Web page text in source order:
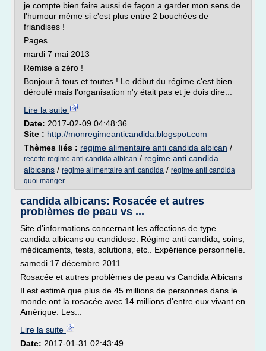
je compte bien faire aussi de façon a garder mon sens de
l'humour même si c'est plus entre 2 bouchées de
friandises !
Pages
mardi 7 mai 2013
Remise a zéro !
Bonjour à tous et toutes ! Le début du régime c'est bien
déroulé mais l'organisation n'y était pas et je dois dire...
Lire la suite
Date: 2017-02-09 04:48:36
Site : http://monregimeanticandida.blogspot.com
Thèmes liés : regime alimentaire anti candida albican /
recette regime anti candida albican / regime anti candida
albicans / regime alimentaire anti candida / regime anti candida
quoi manger
candida albicans: Rosacée et autres
problèmes de peau vs ...
Site d'informations concernant les affections de type
candida albicans ou candidose. Régime anti candida, soins,
médicaments, tests, solutions, etc.. Expérience personnelle.
samedi 17 décembre 2011
Rosacée et autres problèmes de peau vs Candida Albicans
Il est estimé que plus de 45 millions de personnes dans le
monde ont la rosacée avec 14 millions d'entre eux vivant en
Amérique. Les...
Lire la suite
Date: 2017-01-31 02:43:49